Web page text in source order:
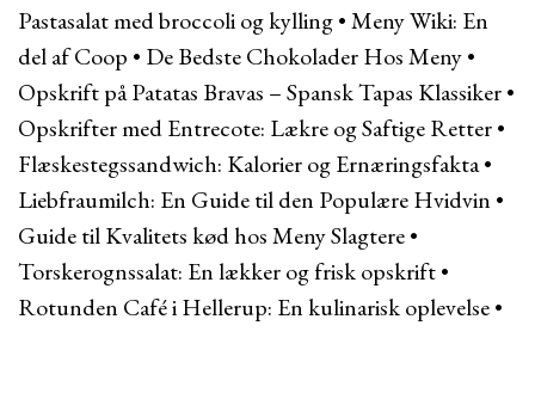
Pastasalat med broccoli og kylling•Meny Wiki: En
del af Coop • De Bedste Chokolader Hos Meny•
Opskrift på Patatas Bravas – Spansk Tapas Klassiker•
Opskrifter med Entrecote: Lækre og Saftige Retter•
Flæskestegssandwich: Kalorier og Ernæringsfakta•
Liebfraumilch: En Guide til den Populære Hvidvin •
Guide til Kvalitets kød hos Meny Slagtere•
Torskerognssalat: En lækker og frisk opskrift•
Rotunden Café i Hellerup: En kulinarisk oplevelse•